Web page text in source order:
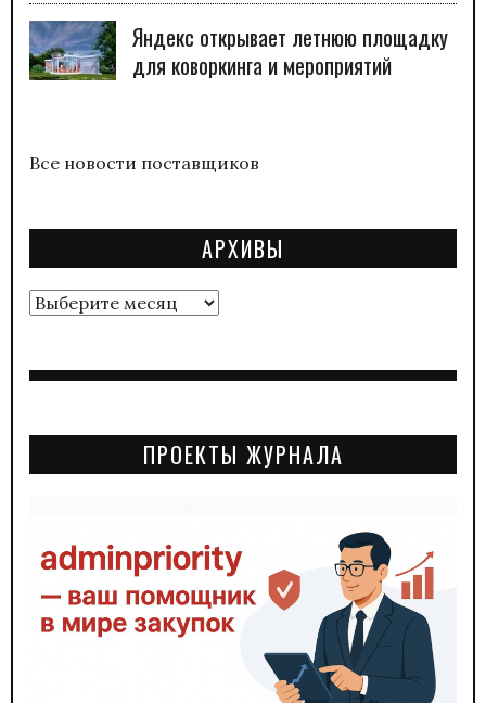
Яндекс открывает летнюю площадку
для коворкинга и мероприятий
Все новости поставщиков
АРХИВЫ
Архивы
ПРОЕКТЫ ЖУРНАЛА